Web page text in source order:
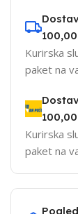
Kurirska
paket na
Kurirska
paket na